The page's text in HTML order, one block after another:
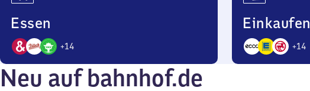
Essen
+14
17
Angebote
Einkaufen
+14
17
Neu auf bahnhof.de